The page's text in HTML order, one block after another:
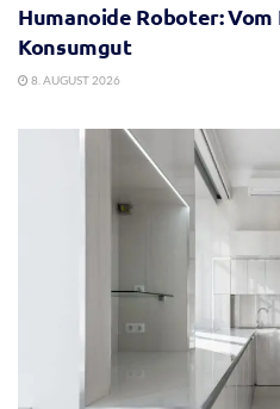
Humanoide Roboter:
Konsumgut
8. AUGUST 2026